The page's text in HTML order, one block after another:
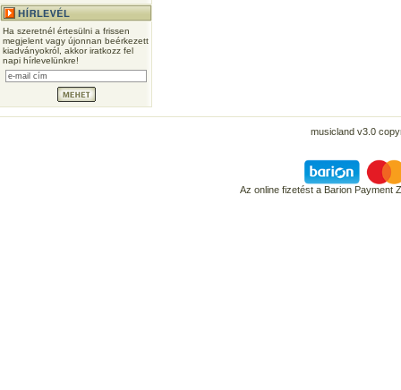
Ha szeretnél értesülni a frissen
megjelent vagy újonnan beérkezett
kiadványokról, akkor iratkozz fel
napi hírlevelünkre!
musicland v3.0
Az online fizetést a Barion Payment